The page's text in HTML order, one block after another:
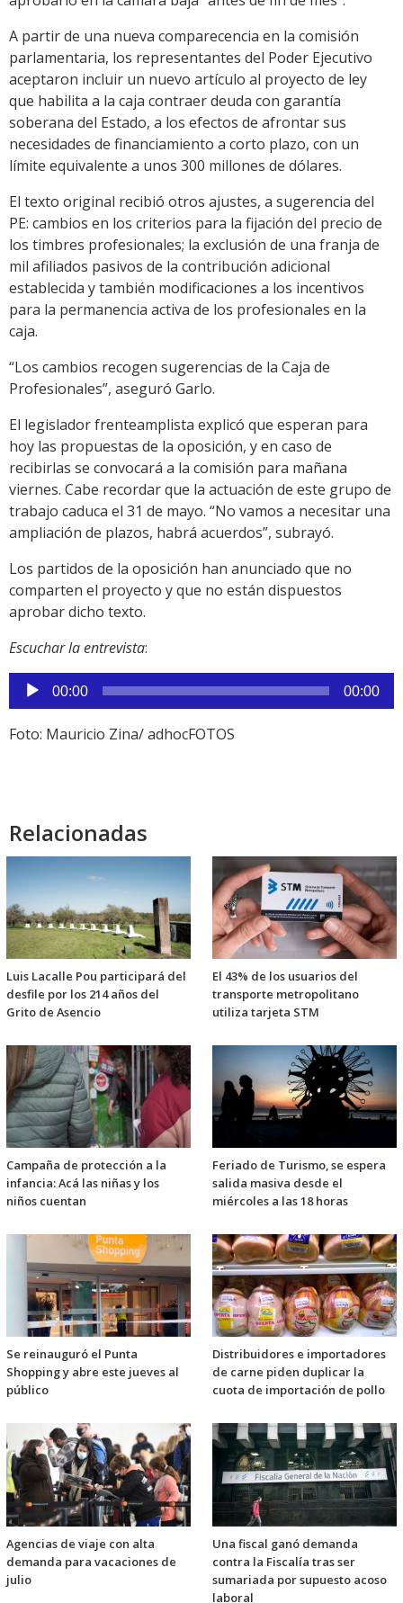
A partir de una nueva comparecencia en la comisión
parlamentaria, los representantes del Poder Ejecutivo
aceptaron incluir un nuevo artículo al proyecto de ley
que habilita a la caja contraer deuda con garantía
soberana del Estado, a los efectos de afrontar sus
necesidades de financiamiento a corto plazo, con un
límite equivalente a unos 300 millones de dólares.
El texto original recibió otros ajustes, a sugerencia del
PE: cambios en los criterios para la fijación del precio de
los timbres profesionales; la exclusión de una franja de
mil afiliados pasivos de la contribución adicional
establecida y también modificaciones a los incentivos
para la permanencia activa de los profesionales en la
caja.
“Los cambios recogen sugerencias de la Caja de
Profesionales”, aseguró Garlo.
El legislador frenteamplista explicó que esperan para
hoy las propuestas de la oposición, y en caso de
recibirlas se convocará a la comisión para mañana
viernes. Cabe recordar que la actuación de este grupo de
trabajo caduca el 31 de mayo. “No vamos a necesitar una
ampliación de plazos, habrá acuerdos”, subrayó.
Los partidos de la oposición han anunciado que no
comparten el proyecto y que no están dispuestos
aprobar dicho texto.
Escuchar la entrevista:
Reproductor
de
audio
00:00 00:00
Foto: Mauricio Zina/ adhocFOTOS
Relacionadas
Luis Lacalle Pou participará del
desfile por los 214 años del
Grito de Asencio
El 43% de los usuarios del
transporte metropolitano
utiliza tarjeta STM
Campaña de protección a la
infancia: Acá las niñas y los
niños cuentan
Feriado de Turismo, se espera
salida masiva desde el
miércoles a las 18 horas
Se reinauguró el Punta
Shopping y abre este jueves al
público
Distribuidores e importadores
de carne piden duplicar la
cuota de importación de pollo
Agencias de viaje con alta
demanda para vacaciones de
julio
Una fiscal ganó demanda
contra la Fiscalía tras ser
sumariada por supuesto acoso
laboral